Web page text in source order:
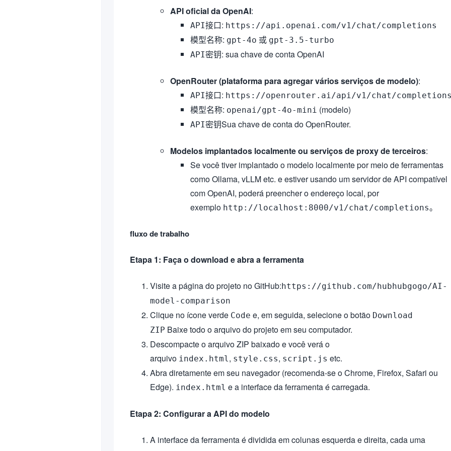
API oficial da OpenAI:
API接口: https://api.openai.com/v1/chat/completions
模型名称: gpt-4o 或 gpt-3.5-turbo
API密钥: sua chave de conta OpenAI
OpenRouter (plataforma para agregar vários serviços de modelo):
API接口: https://openrouter.ai/api/v1/chat/
模型名称: openai/gpt-4o-mini (modelo)
API密钥Sua chave de conta do OpenRouter.
Modelos implantados localmente ou serviços de proxy de terceiros:
Se você tiver implantado o modelo localmente por meio de ferramentas
como Ollama, vLLM etc. e estiver usando um servidor de API compatível
com OpenAI, poderá preencher o endereço local, por
exemplo http://localhost:8000/v1/chat/completions。
fluxo de trabalho
Etapa 1: Faça o download e abra a ferramenta
Visite a página do projeto no GitHub:https://github.com/hubhubgogo/AI-
model-comparison
Clique no ícone verde Code e, em seguida, selecione o botão Download
ZIP Baixe todo o arquivo do projeto em seu computador.
Descompacte o arquivo ZIP baixado e você verá o
arquivo index.html , style.css, script.js etc.
Abra diretamente em seu navegador (recomenda-se o Chrome, Firefox, Safari ou
Edge). index.html e a interface da ferramenta é carregada.
Etapa 2: Configurar a API do modelo
A interface da ferramenta é dividida em colunas esquerda e direita, cada uma